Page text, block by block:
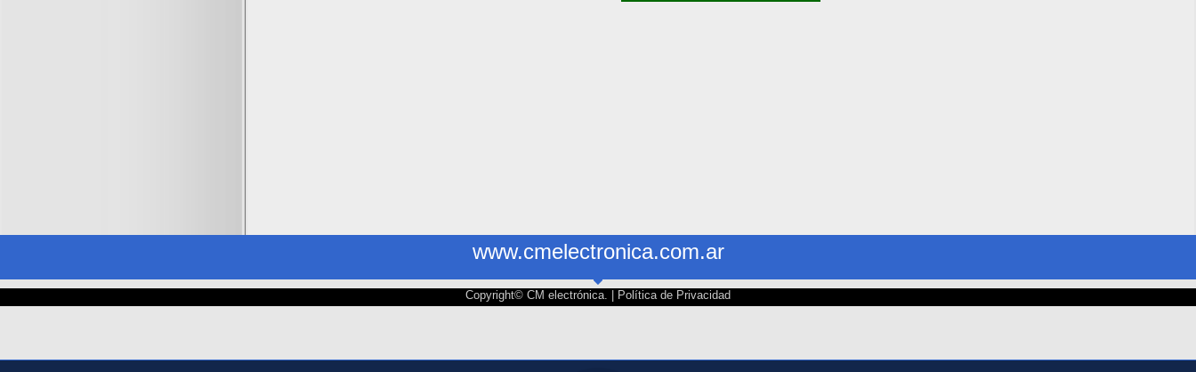
www.cmelectronica.com.ar
Copyright© CM electrónica. | Política de Privacidad